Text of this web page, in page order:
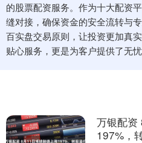
的股票配资服务。作为十大配资
缝对接，确保资金的安全流转与
百实盘交易原则，让投资更加真
贴心服务，更是为客户提供了无忧
万银配资
197%，